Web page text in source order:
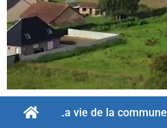
La vie de la commune